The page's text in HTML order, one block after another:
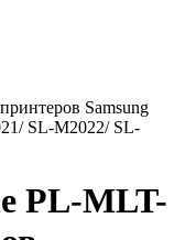
Samsung
SL-M2022/ SL-
PL-MLT-